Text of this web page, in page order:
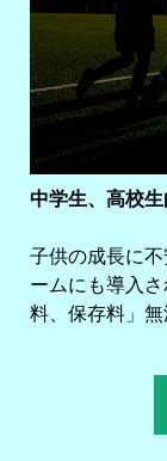
中学生、高校
子供の成長に
ームにも導入
料、保存料」無